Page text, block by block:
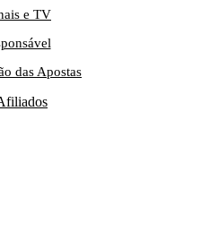
e TV
das Apostas